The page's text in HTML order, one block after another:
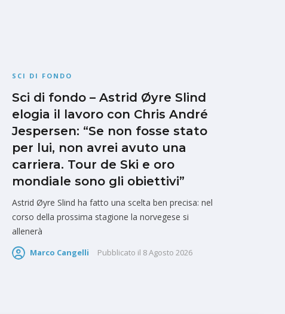
SCI DI FONDO
Sci di fondo – Astrid Øyre Slind
elogia il lavoro con Chris André
Jespersen: “Se non fosse stato
per lui, non avrei avuto una
carriera. Tour de Ski e oro
mondiale sono gli obiettivi”
Astrid Øyre Slind ha fatto una scelta ben precisa: nel
corso della prossima stagione la norvegese si
allenerà
Marco Cangelli Pubblicato il 8 Agosto 2026